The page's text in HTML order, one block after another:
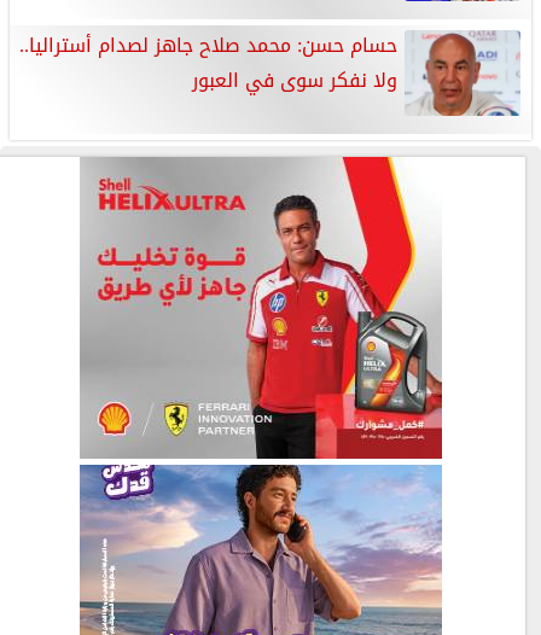
حسام حسن: محمد صلاح جاهز لصدام أستراليا..
ولا نفكر سوى في العبور